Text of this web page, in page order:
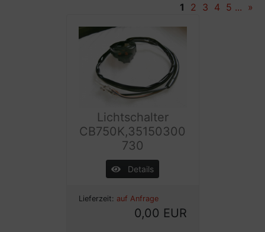
1
2 3 4 5 ... »
Lichtschalter
CB750K,35150300
730
Details
Lieferzeit: auf Anfrage
0,00 EUR